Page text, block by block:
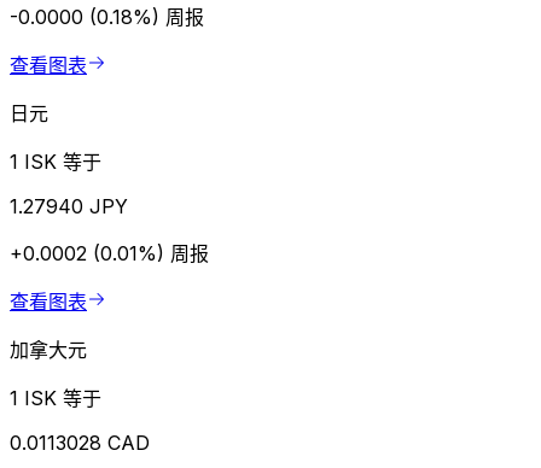
-0.0000 (0.18%) 周报
查看图表
日元
1 ISK 等于
1.27940 JPY
+0.0002 (0.01%) 周报
查看图表
加拿大元
1 ISK 等于
0.0113028 CAD